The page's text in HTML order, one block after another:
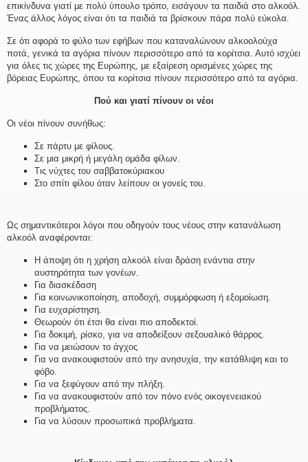
επικίνδυνα γιατί µε πολύ ύπουλο τρόπο, εισάγουν τα παιδιά στο αλκοόλ.
Ένας άλλος λόγος είναι ότι τα παιδιά τα βρίσκουν πάρα πολύ εύκολα.
Σε ότι αφορά το φύλο των εφήβων που καταναλώνουν αλκοολούχα
ποτά, γενικά τα αγόρια πίνουν περισσότερο από τα κορίτσια. Αυτό ισχύει
για όλες τις χώρες της Ευρώπης, µε εξαίρεση ορισµένες χώρες της
βόρειας Ευρώπης, όπου τα κορίτσια πίνουν περισσότερο από τα αγόρια.
Πού και γιατί πίνουν οι νέοι
Οι νέοι πίνουν συνήθως:
Σε πάρτυ με φίλους.
Σε μια μικρή ή μεγάλη ομάδα φίλων.
Τις νύχτες του σαββατοκύριακου
Στο σπίτι φίλου όταν λείπουν οι γονείς του.
Ως σημαντικότεροι λόγοι που οδηγούν τους νέους στην κατανάλωση
αλκοόλ αναφέρονται:
Η άποψη ότι η χρήση αλκοόλ είναι δράση ενάντια στην
αυστηρότητα των γονέων.
Για διασκέδαση
Για κοινωνικοποίηση, αποδοχή, συμμόρφωση ή εξομοίωση.
Για ευχαρίστηση.
Θεωρούν ότι έτσι θα είναι πιο αποδεκτοί.
Για δοκιμή, ρίσκο, για να αποδείξουν σεξουαλικό θάρρος.
Για να μειώσουν το άγχος
Για να ανακουφιστούν από την ανησυχία, την κατάθλιψη και το
φόβο.
Για να ξεφύγουν από την πλήξη.
Για να ανακουφιστούν από τον πόνο ενός οικογενειακού
προβλήματος.
Για να λύσουν προσωπικά προβλήματα.